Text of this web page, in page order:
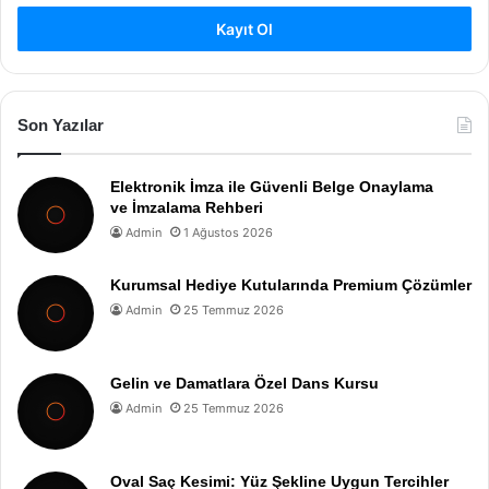
Kayıt Ol
Son Yazılar
Elektronik İmza ile Güvenli Belge Onaylama
ve İmzalama Rehberi
Admin 1 Ağustos 2026
Kurumsal Hediye Kutularında Premium Çözümler
Admin 25 Temmuz 2026
Gelin ve Damatlara Özel Dans Kursu
Admin 25 Temmuz 2026
Oval Saç Kesimi: Yüz Şekline Uygun Tercihler